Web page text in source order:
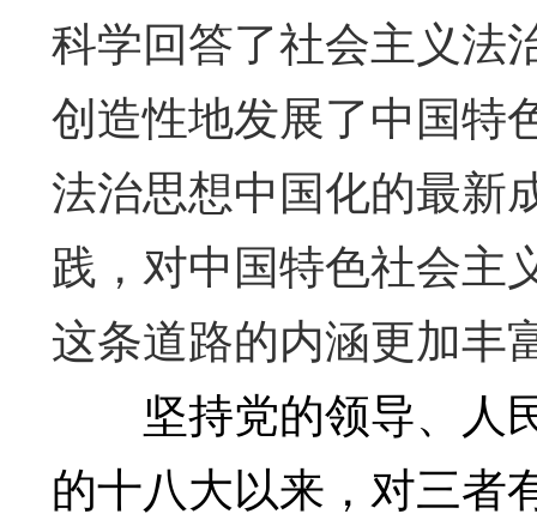
科学回答了社会主义法
创造性地发展了中国特
法治思想中国化的最新
践，对中国特色社会主
这条道路的内涵更加丰
坚持党的领导、人
的十八大以来，对三者